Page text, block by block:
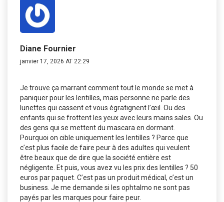
Diane Fournier
janvier 17, 2026 AT 22:29
Je trouve ça marrant comment tout le monde se met à
paniquer pour les lentilles, mais personne ne parle des
lunettes qui cassent et vous égratignent l’œil. Ou des
enfants qui se frottent les yeux avec leurs mains sales. Ou
des gens qui se mettent du mascara en dormant.
Pourquoi on cible uniquement les lentilles ? Parce que
c’est plus facile de faire peur à des adultes qui veulent
être beaux que de dire que la société entière est
négligente. Et puis, vous avez vu les prix des lentilles ? 50
euros par paquet. C’est pas un produit médical, c’est un
business. Je me demande si les ophtalmo ne sont pas
payés par les marques pour faire peur.